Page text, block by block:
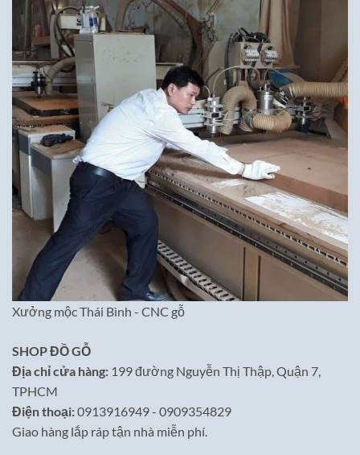
Xưởng mộc Thái Bình - CNC gỗ
SHOP ĐỒ GỖ
Địa chỉ cửa hàng: 199 đường Nguyễn Thị Thập, Quận 7,
TPHCM
Điện thoại:0913916949 - 0909354829
Giao hàng lắp ráp tận nhà miễn phí.